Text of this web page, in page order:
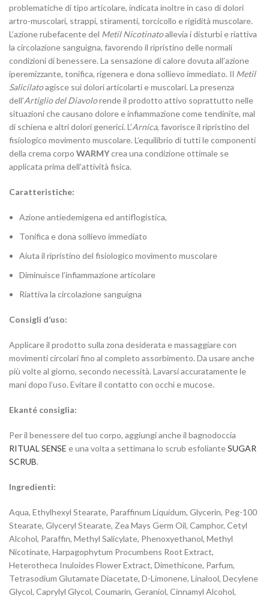
problematiche di tipo articolare, indicata inoltre in caso di dolori
artro-muscolari, strappi, stiramenti, torcicollo e rigidità muscolare.
L’azione rubefacente del Metil Nicotinatoallevia i disturbi e riattiva
la circolazione sanguigna, favorendo il ripristino delle normali
condizioni di benessere. La sensazione di calore dovuta all’azione
iperemizzante, tonifica, rigenera e dona sollievo immediato. Il Metil
Salicilatoagisce sui dolori articolarti e muscolari. La presenza
dell’Artiglio del Diavolorende il prodotto attivo soprattutto nelle
situazioni che causano dolore e infiammazione come tendinite, mal
di schiena e altri dolori generici. L’Arnica, favorisce il ripristino del
fisiologico movimento muscolare. L’equilibrio di tutti le componenti
della crema corpo WARMYcrea una condizione ottimale se
applicata prima dell’attività fisica.
Caratteristiche:
Azione antiedemigena ed antiflogistica,
Tonifica e dona sollievo immediato
Aiuta il ripristino del fisiologico movimento muscolare
Diminuisce l’infiammazione articolare
Riattiva la circolazione sanguigna
Consigli d’uso:
Applicare il prodotto sulla zona desiderata e massaggiare con
movimenti circolari fino al completo assorbimento. Da usare anche
più volte al giorno, secondo necessità. Lavarsi accuratamente le
mani dopo l’uso. Evitare il contatto con occhi e mucose.
Ekanté consiglia:
Per il benessere del tuo corpo, aggiungi anche il bagnodoccia
RITUAL SENSE e una volta a settimana lo scrub esfolianteSUGAR
SCRUB.
Ingredienti:
Aqua, Ethylhexyl Stearate, Paraffinum Liquidum, Glycerin, Peg-100
Stearate, Glyceryl Stearate, Zea Mays Germ Oil, Camphor, Cetyl
Alcohol, Paraffin, Methyl Salicylate, Phenoxyethanol, Methyl
Nicotinate, Harpagophytum Procumbens Root Extract,
Heterotheca Inuloides Flower Extract, Dimethicone, Parfum,
Tetrasodium Glutamate Diacetate, D-Limonene, Linalool, Decylene
Glycol, Caprylyl Glycol, Coumarin, Geraniol, Cinnamyl Alcohol,